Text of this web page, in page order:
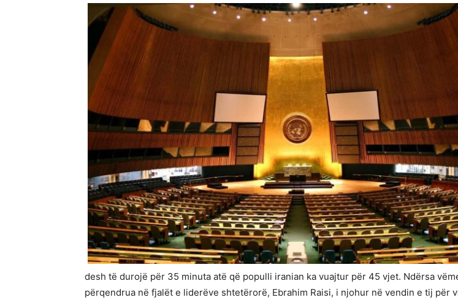
desh të durojë për 35 minuta atë që populli iranian ka vuajtur për 45 vjet. Ndërsa
përqendrua në fjalët e liderëve shtetërorë, Ebrahim Raisi, i njohur në vendin e tij